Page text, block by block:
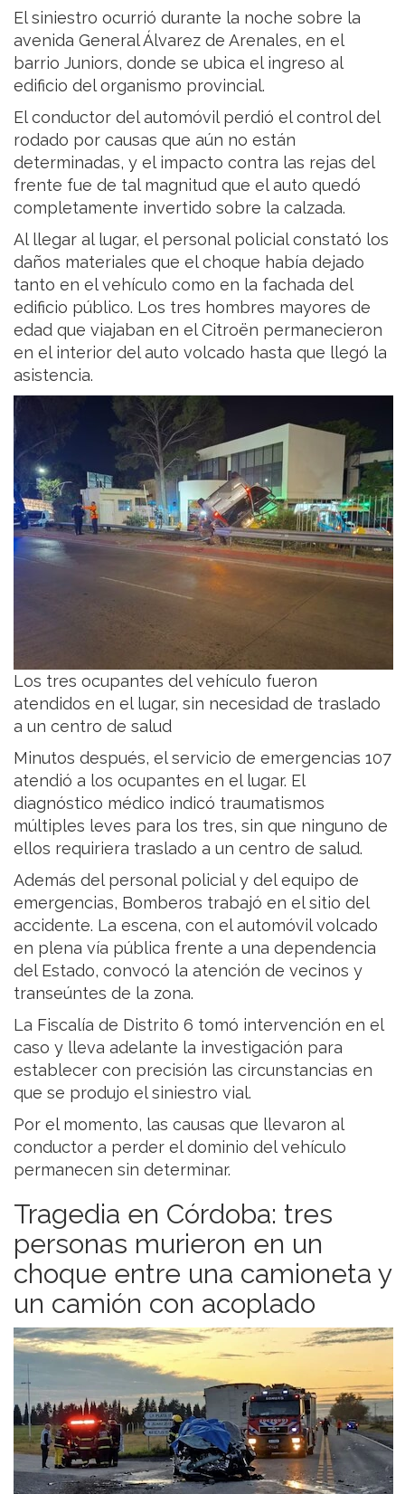
El siniestro ocurrió durante la noche sobre la
avenida General Álvarez de Arenales, en el
barrio Juniors, donde se ubica el ingreso al
edificio del organismo provincial.
El conductor del automóvil perdió el control del
rodado por causas que aún no están
determinadas, y el impacto contra las rejas del
frente fue de tal magnitud que el auto quedó
completamente invertido sobre la calzada.
Al llegar al lugar, el personal policial constató los
daños materiales que el choque había dejado
tanto en el vehículo como en la fachada del
edificio público. Los tres hombres mayores de
edad que viajaban en el Citroën permanecieron
en el interior del auto volcado hasta que llegó la
asistencia.
Los tres ocupantes del vehículo fueron
atendidos en el lugar, sin necesidad de traslado
a un centro de salud
Minutos después, el servicio de emergencias 107
atendió a los ocupantes en el lugar. El
diagnóstico médico indicó traumatismos
múltiples leves para los tres, sin que ninguno de
ellos requiriera traslado a un centro de salud.
Además del personal policial y del equipo de
emergencias, Bomberos trabajó en el sitio del
accidente. La escena, con el automóvil volcado
en plena vía pública frente a una dependencia
del Estado, convocó la atención de vecinos y
transeúntes de la zona.
La Fiscalía de Distrito 6 tomó intervención en el
caso y lleva adelante la investigación para
establecer con precisión las circunstancias en
que se produjo el siniestro vial.
Por el momento, las causas que llevaron al
conductor a perder el dominio del vehículo
permanecen sin determinar.
Tragedia en Córdoba: tres
personas murieron en un
choque entre una camioneta y
un camión con acoplado